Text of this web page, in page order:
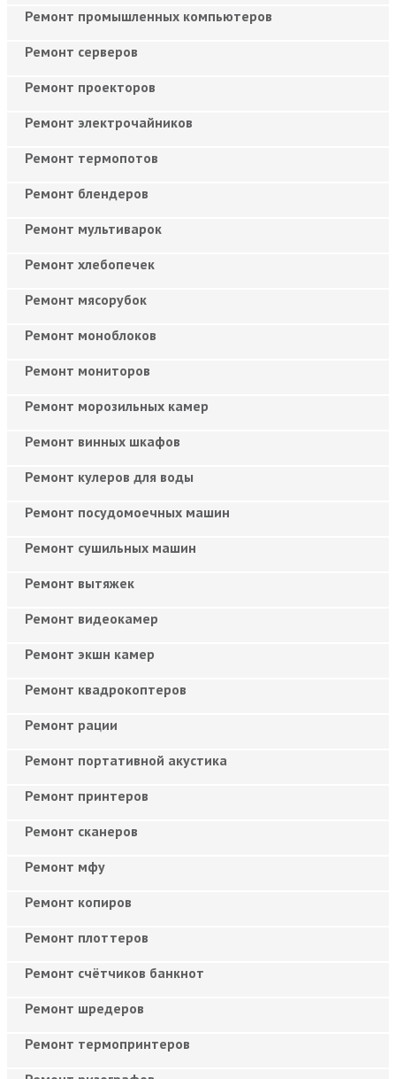
Ремонт промышленных компьютеров
Ремонт серверов
Ремонт проекторов
Ремонт электрочайников
Ремонт термопотов
Ремонт блендеров
Ремонт мультиварок
Ремонт хлебопечек
Ремонт мясорубок
Ремонт моноблоков
Ремонт мониторов
Ремонт морозильных камер
Ремонт винных шкафов
Ремонт кулеров для воды
Ремонт посудомоечных машин
Ремонт сушильных машин
Ремонт вытяжек
Ремонт видеокамер
Ремонт экшн камер
Ремонт квадрокоптеров
Ремонт рации
Ремонт портативной акустика
Ремонт принтеров
Ремонт сканеров
Ремонт мфу
Ремонт копиров
Ремонт плоттеров
Ремонт счётчиков банкнот
Ремонт шредеров
Ремонт термопринтеров